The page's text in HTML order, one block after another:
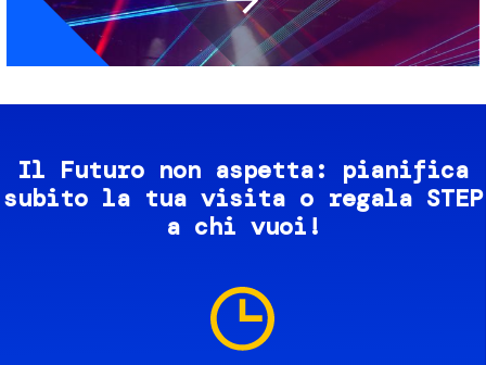
Il Futuro non aspetta: pianifica
subito la tua visita o regala STEP
a chi vuoi!